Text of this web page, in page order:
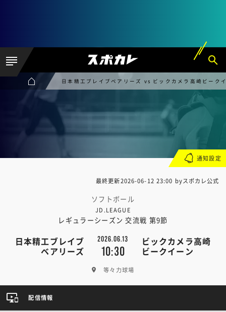
日本精工ブレイブベアリーズ vs ビックカメラ高崎ビーク
最終更新2026-06-12 23:00 byスポカレ公式
ソフトボール
JD.LEAGUE
レギュラーシーズン 交流戦 第9節
日本精工ブレイブ
ベアリーズ
2026.06.13
10:30
ビックカメラ高崎
ビークイーン
等々力球場
通知設定
配信情報